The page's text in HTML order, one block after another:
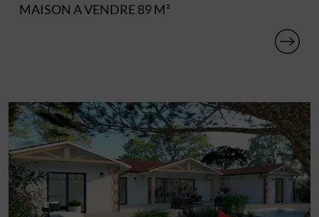
MAISON A VENDRE 89 M²